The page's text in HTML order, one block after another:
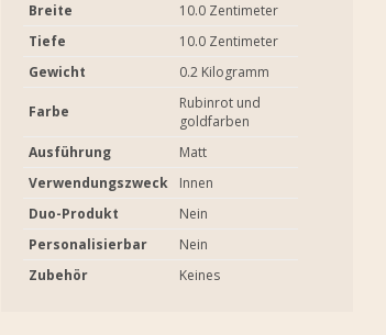
Breite
10.0 Zentimeter
Tiefe
10.0 Zentimeter
Gewicht
0.2 Kilogramm
Farbe
Rubinrot und
goldfarben
Ausführung
Matt
Verwendungszweck
Innen
Duo-Produkt
Nein
Personalisierbar
Nein
Zubehör
Keines